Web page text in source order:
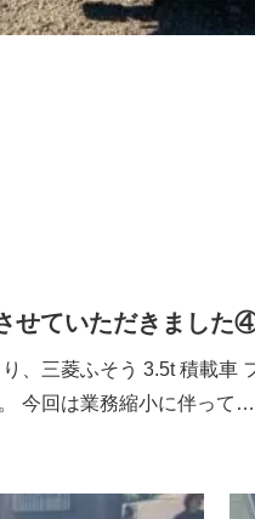
せていただきました
、三菱ふそう 3.5t 積載車
今回は業務縮小に伴って…